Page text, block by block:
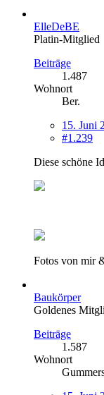
ElleDeBE
Platin-Mitglied
Beiträge
1.487
Wohnort
Ber.
15. Juni
#1.239
Diese schöne
Fotos von mir
Baukörper
Goldenes
Beiträge
1.587
Wohnort